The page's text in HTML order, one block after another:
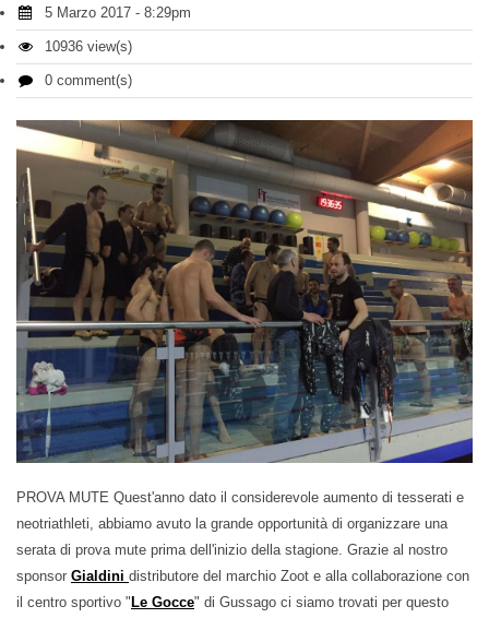
5 Marzo 2017 - 8:29pm
10936 view(s)
0 comment(s)
PROVA MUTE Quest'anno dato il considerevole aumento di tesserati e
neotriathleti, abbiamo avuto la grande opportunità di organizzare una
serata di prova mute prima dell'inizio della stagione. Grazie al nostro
sponsor Gialdini distributore del marchio Zoot e alla collaborazione con
il centro sportivo " Le Gocce" di Gussago ci siamo trovati per questo